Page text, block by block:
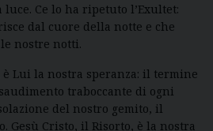
luce. Ce lo ha ripetuto l’Exultet:
dal cuore della notte e che
nostre notti.
Lui la nostra speranza: il termine
traboccante di ogni
del nostro gemito, il
Gesù Cristo, il Risorto, è la nostra